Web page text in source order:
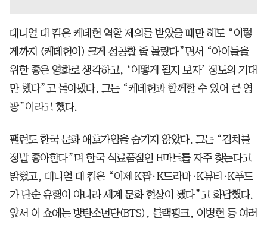
대니얼 대 킴은 케데헌 역할 제의를 받았을 때만 해도 “이렇
게까지 (케데헌이) 크게 성공할 줄 몰랐다”면서 “아이들을
위한 좋은 영화로 생각하고, ‘어떻게 될지 보자’ 정도의 기대
만 했다”고 돌아봤다. 그는 “케데헌과 함께할 수 있어 큰 영
광”이라고 했다.
팰런도 한국 문화 애호가임을 숨기지 않았다. 그는 “김치를
정말 좋아한다”며 한국 식료품점인 H마트를 자주 찾는다고
밝혔고, 대니얼 대 킴은 “이제 K팝·K드라마·K뷰티·K푸드
가 단순 유행이 아니라 세계 문화 현상이 됐다”고 화답했다.
앞서 이 쇼에는 방탄소년단(BTS), 블랙핑크, 이병헌 등 여러